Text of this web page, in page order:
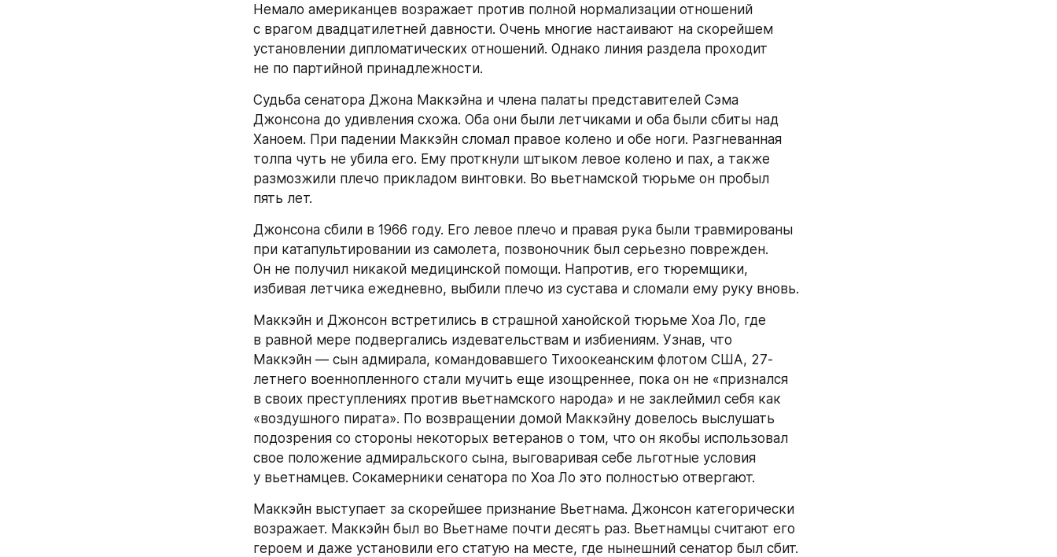
Немало американцев возражает против полной нормализации отношений
с врагом двадцатилетней давности. Очень многие настаивают на скорейшем
установлении дипломатических отношений. Однако линия раздела проходит
не по партийной принадлежности.
Судьба сенатора Джона Маккэйна и члена палаты представителей Сэма
Джонсона до удивления схожа. Оба они были летчиками и оба были сбиты над
Ханоем. При падении Маккэйн сломал правое колено и обе ноги. Разгневанная
толпа чуть не убила его. Ему проткнули штыком левое колено и пах, а также
размозжили плечо прикладом винтовки. Во вьетнамской тюрьме он пробыл
пять лет.
Джонсона сбили в 1966 году. Его левое плечо и правая рука были травмированы
при катапультировании из самолета, позвоночник был серьезно поврежден.
Он не получил никакой медицинской помощи. Напротив, его тюремщики,
избивая летчика ежедневно, выбили плечо из сустава и сломали ему руку вновь.
Маккэйн и Джонсон встретились в страшной ханойской тюрьме Хоа Ло, где
в равной мере подвергались издевательствам и избиениям. Узнав, что
Маккэйн — сын адмирала, командовавшего Тихоокеанским флотом США, 27-
летнего военнопленного стали мучить еще изощреннее, пока он не «признался
в своих преступлениях против вьетнамского народа» и не заклеймил себя как
«воздушного пирата». По возвращении домой Маккэйну довелось выслушать
подозрения со стороны некоторых ветеранов о том, что он якобы использовал
свое положение адмиральского сына, выговаривая себе льготные условия
у вьетнамцев. Сокамерники сенатора по Хоа Ло это полностью отвергают.
Маккэйн выступает за скорейшее признание Вьетнама. Джонсон категорически
возражает. Маккэйн был во Вьетнаме почти десять раз. Вьетнамцы считают его
героем и даже установили его статую на месте, где нынешний сенатор был сбит.